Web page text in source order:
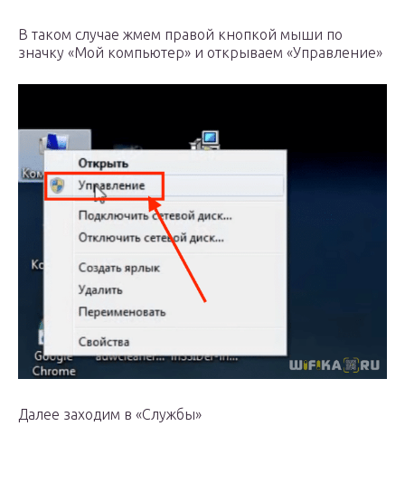
В таком случае жмем правой кнопкой мыши по
значку «Мой компьютер» и открываем «Управление»
Далее заходим в «Службы»